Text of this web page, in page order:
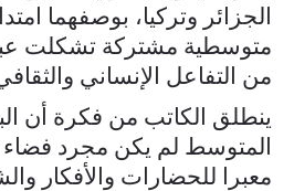
الجزائر وتركيا، بوصفهما
متوسطية مشتركة تشكلت
من التفاعل الإنساني
ينطلق الكاتب من فكرة أن
المتوسط لم يكن مجرد
معبرا للحضارات والأفكار